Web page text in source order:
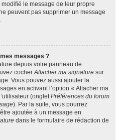
le message de leur propre
peuvent pas supprimer un message
messages ?
depuis votre panneau de
cocherAttacher ma signature sur
Vous pouvez aussi ajouter la
en activant l’option « Attacher ma
(ongletPréférences du forum
). Par la suite, vous pourrez
ajoutée à un message en
dans le formulaire de rédaction de